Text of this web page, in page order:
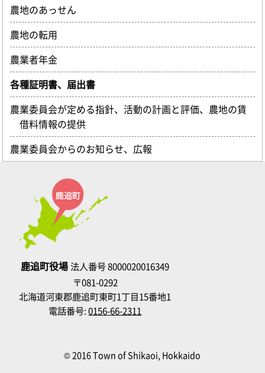
農地のあっせん
農地の転用
農業者年金
各種証明書、届出書
農業委員会が定める指針、活動の計画と評価、農地の賃
借料情報の提供
農業委員会からのお知らせ、広報
鹿追町役場法人番号 8000020016349
〒081-0292
北海道河東郡鹿追町東町1丁目15番地1
電話番号:0156-66-2311
© 2016 Town of Shikaoi, Hokkaido